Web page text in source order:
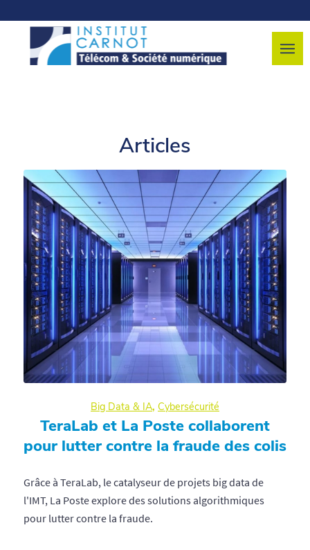
Articles
Big Data & IA, Cybersécurité
TeraLab et La Poste collaborent
pour lutter contre la fraude des colis
Grâce à TeraLab, le catalyseur de projets big data de
l'IMT, La Poste explore des solutions algorithmiques
pour lutter contre la fraude.